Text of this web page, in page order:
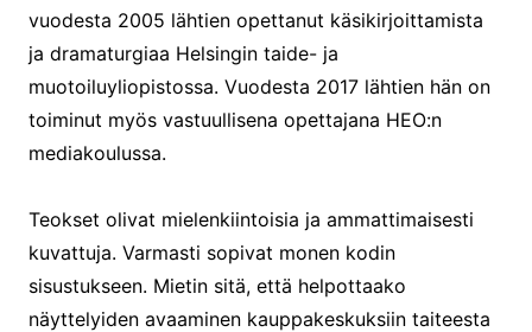
vuodesta 2005 lähtien opettanut käsikirjoittamista
ja dramaturgiaa Helsingin taide- ja
muotoiluyliopistossa. Vuodesta 2017 lähtien hän on
toiminut myös vastuullisena opettajana HEO:n
mediakoulussa.
Teokset olivat mielenkiintoisia ja ammattimaisesti
kuvattuja. Varmasti sopivat monen kodin
sisustukseen. Mietin sitä, että helpottaako
näyttelyiden avaaminen kauppakeskuksiin taiteesta